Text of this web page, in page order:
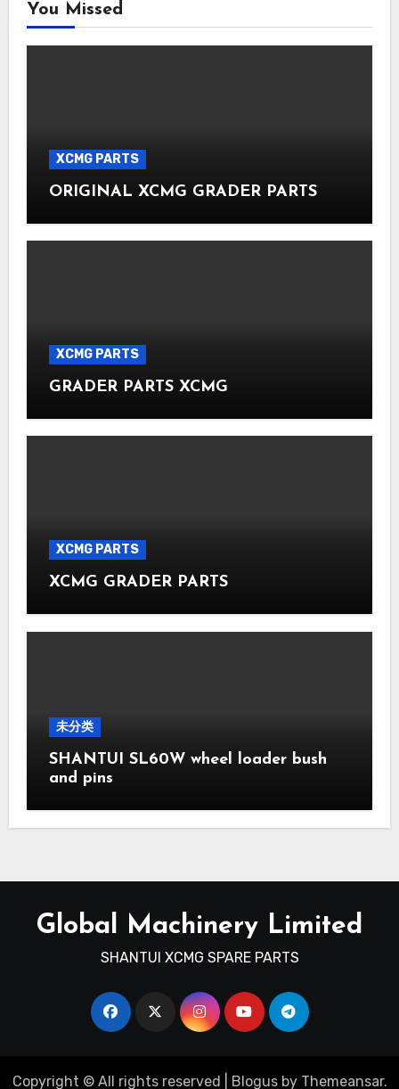
You Missed
XCMG PARTS
ORIGINAL XCMG GRADER PARTS
XCMG PARTS
GRADER PARTS XCMG
XCMG PARTS
XCMG GRADER PARTS
未分类
SHANTUI SL60W wheel loader bush
and pins
Global Machinery Limited
SHANTUI XCMG SPARE PARTS
Copyright © All rights reserved Blogusby Themeansar.